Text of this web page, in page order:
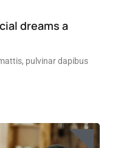
dreams a
pulvinar dapibus